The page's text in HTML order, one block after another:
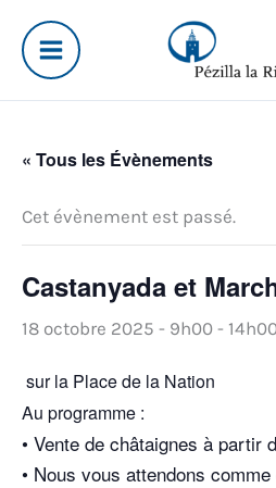
contenu
« Tous les Évènements
Cet évènement est passé.
Castanyada et
18 octobre 2025 - 9h00 -
sur la Place de la Nation
Au programme :
• Vente de châtaignes à partir
• Nous vous attendons